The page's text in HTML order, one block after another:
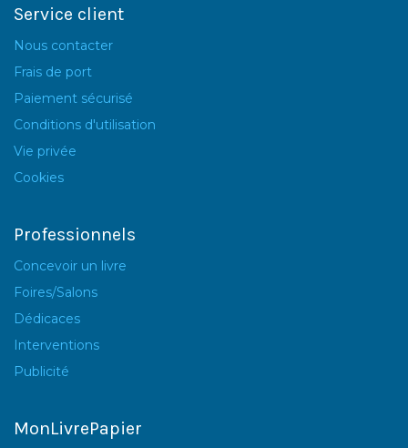
Service client
Nous contacter
Frais de port
Paiement sécurisé
Conditions d'utilisation
Vie privée
Cookies
Professionnels
Concevoir un livre
Foires/Salons
Dédicaces
Interventions
Publicité
MonLivrePapier